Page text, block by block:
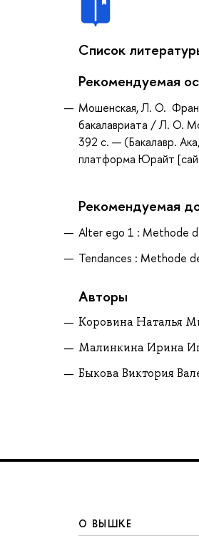
Список
Рекомендуемая
Мошенская, Л. О.
бакалавриата / Л. О.
392 с. — (Бакалавр.
платформа Юрайт
Рекомендуемая
Alter ego 1 : Methode
Tendances : Methode
Авторы
Коровина Наталья
Малинкина Ирина
Быкова Виктория
О ВЫШКЕ